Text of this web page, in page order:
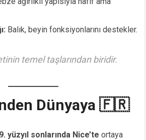
Balık, beyin fonksiyonlarını destekler.
temel taşlarından biridir.
Dünyaya 🇫🇷
yüzyıl sonlarında Nice’te ortaya